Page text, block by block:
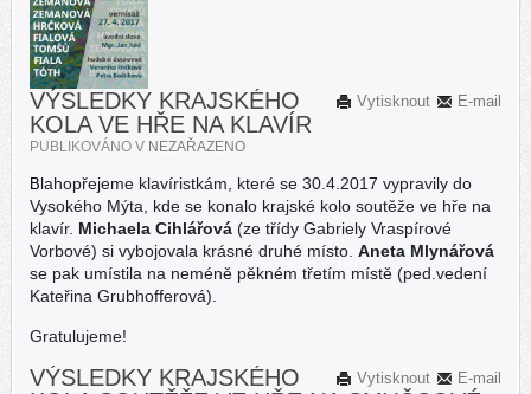
E-mail
Vytisknout
VÝSLEDKY KRAJSKÉHO
KOLA VE HŘE NA KLAVÍR
PUBLIKOVÁNO V NEZAŘAZENO
Blahopřejeme klavíristkám, které se 30.4.2017 vypravily do
Vysokého Mýta, kde se konalo krajské kolo soutěže ve hře na
klavír. Michaela Cihlářová (ze třídy Gabriely Vraspírové
Vorbové) si vybojovala krásné druhé místo. Aneta Mlynářová
se pak umístila na neméně pěkném třetím místě (ped.vedení
Kateřina Grubhofferová).
Gratulujeme!
E-mail
Vytisknout
VÝSLEDKY KRAJSKÉHO